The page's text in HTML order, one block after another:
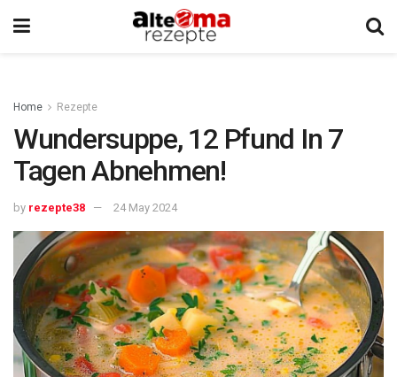
Home Rezepte
Wundersuppe, 12 Pfund In 7
Tagen Abnehmen!
by rezepte38 24 May 2024